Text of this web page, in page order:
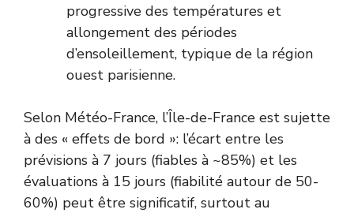
progressive des températures et
allongement des périodes
d’ensoleillement, typique de la région
ouest parisienne.
Selon Météo-France, l’Île-de-France est sujette
à des « effets de bord »: l’écart entre les
prévisions à 7 jours (fiables à ~85%) et les
évaluations à 15 jours (fiabilité autour de 50-
60%) peut être significatif, surtout au